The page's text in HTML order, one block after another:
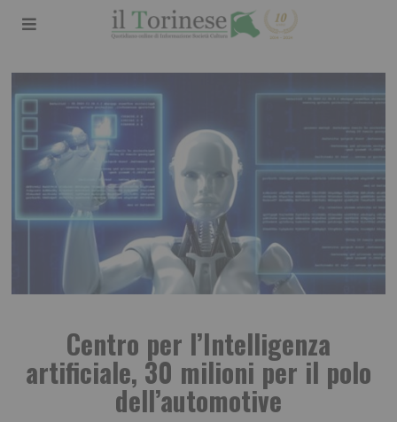
Centro per l’Intelligenza
artificiale, 30 milioni per il polo
dell’automotive